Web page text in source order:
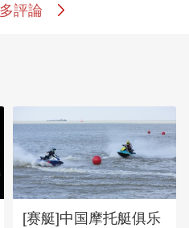
評論
[赛艇]中国摩托艇俱乐